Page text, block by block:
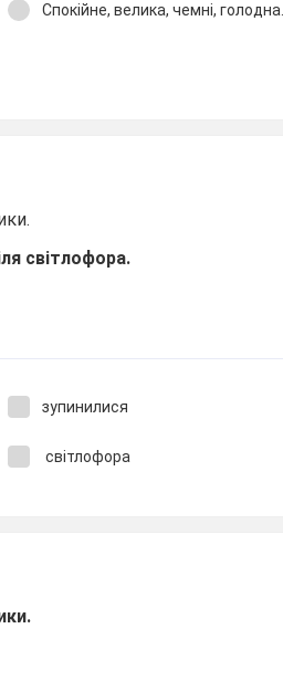
Спокійне, велика, чемні, голодна.
світлофора.
зупинилися
світлофора